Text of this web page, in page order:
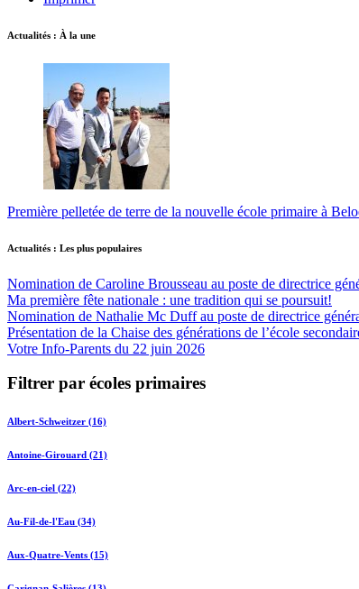
Actualités : À la une
Première pelletée de terre de la nouvelle école primaire à
Actualités : Les plus populaires
Nomination de Caroline Brousseau au poste de directrice
Ma première fête nationale : une tradition qui se poursuit!
Nomination de Nathalie Mc Duff au poste de directrice
Présentation de la Chaise des générations de l’école
Votre Info-Parents du 22 juin 2026
Filtrer par écoles primaires
Albert-Schweitzer (16)
Antoine-Girouard (21)
Arc-en-ciel (22)
Au-Fil-de-l'Eau (34)
Aux-Quatre-Vents (15)